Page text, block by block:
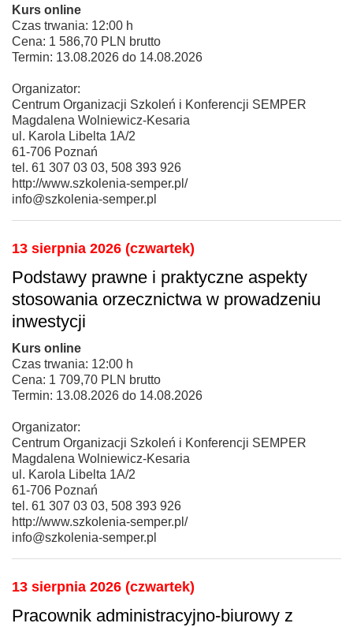
Kurs online
Czas trwania: 12:00 h
Cena: 1 586,70 PLN brutto
Termin: 13.08.2026 do 14.08.2026
Organizator:
Centrum Organizacji Szkoleń i Konferencji SEMPER
Magdalena Wolniewicz-Kesaria
ul. Karola Libelta 1A/2
61-706 Poznań
tel. 61 307 03 03, 508 393 926
http://www.szkolenia-semper.pl/
info@szkolenia-semper.pl
13 sierpnia 2026 (czwartek)
Podstawy prawne i praktyczne aspekty
stosowania orzecznictwa w prowadzeniu
inwestycji
Kurs online
Czas trwania: 12:00 h
Cena: 1 709,70 PLN brutto
Termin: 13.08.2026 do 14.08.2026
Organizator:
Centrum Organizacji Szkoleń i Konferencji SEMPER
Magdalena Wolniewicz-Kesaria
ul. Karola Libelta 1A/2
61-706 Poznań
tel. 61 307 03 03, 508 393 926
http://www.szkolenia-semper.pl/
info@szkolenia-semper.pl
13 sierpnia 2026 (czwartek)
Pracownik administracyjno-biurowy z